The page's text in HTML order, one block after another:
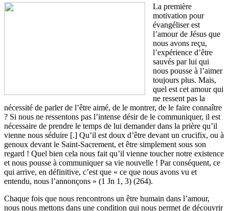
La première
motivation pour
évangéliser est
l’amour de Jésus que
nous avons reçu,
l’expérience d’être
sauvés par lui qui
nous pousse à l’aimer
toujours plus. Mais,
quel est cet amour qui
ne ressent pas la
nécessité de parler de l’être aimé, de le montrer, de le faire connaître
? Si nous ne ressentons pas l’intense désir de le communiquer, il est
nécessaire de prendre le temps de lui demander dans la prière qu’il
vienne nous séduire [.] Qu’il est doux d’être devant un crucifix, ou à
genoux devant le Saint-Sacrement, et être simplement sous son
regard ! Quel bien cela nous fait qu’il vienne toucher notre existence
et nous pousse à communiquer sa vie nouvelle ! Par conséquent, ce
qui arrive, en définitive, c’est que « ce que nous avons vu et
entendu, nous l’annonçons » (1 Jn 1, 3) (264).
Chaque fois que nous rencontrons un être humain dans l’amour,
nous nous mettons dans une condition qui nous permet de découvrir